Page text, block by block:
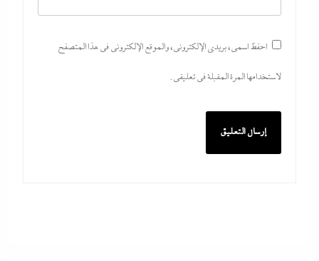
احفظ اسمي، بريدي الإلكتروني، والموقع الإلكتروني في هذا المتصفح
لاستخدامها المرة المقبلة في تعليقي.